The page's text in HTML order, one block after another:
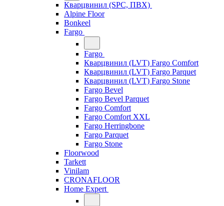
Кварцвинил (SPC, ПВХ)
Alpine Floor
Bonkeel
Fargo
Fargo
Кварцвинил (LVT) Fargo Comfort
Кварцвинил (LVT) Fargo Parquet
Кварцвинил (LVT) Fargo Stone
Fargo Bevel
Fargo Bevel Parquet
Fargo Comfort
Fargo Comfort XXL
Fargo Herringbone
Fargo Parquet
Fargo Stone
Floorwood
Tarkett
Vinilam
CRONAFLOOR
Home Expert